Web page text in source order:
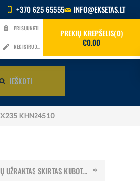
+370 625 65555 INFO@EKSETAS.LT
PRISIJUNGTI
REGISTRUOTIS
PREKIŲ KREPŠELIS 0
€0.00
IEŠKOTI
KHN24510
UŽRAKTAS SKIRTAS KUBOT...